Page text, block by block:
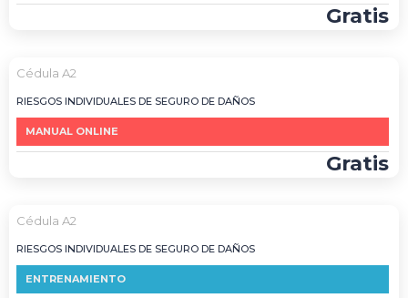
Gratis
Cédula A2
RIESGOS INDIVIDUALES DE SEGURO DE DAÑOS
MANUAL ONLINE
Gratis
Cédula A2
RIESGOS INDIVIDUALES DE SEGURO DE DAÑOS
ENTRENAMIENTO